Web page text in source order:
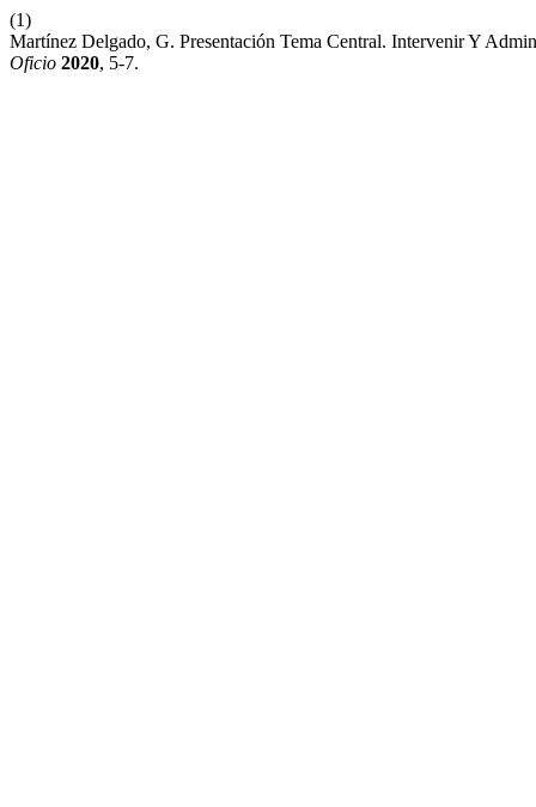
(1)
Martínez Delgado, G. Presentación Tema Central. Intervenir Y
Oficio 2020, 5-7.